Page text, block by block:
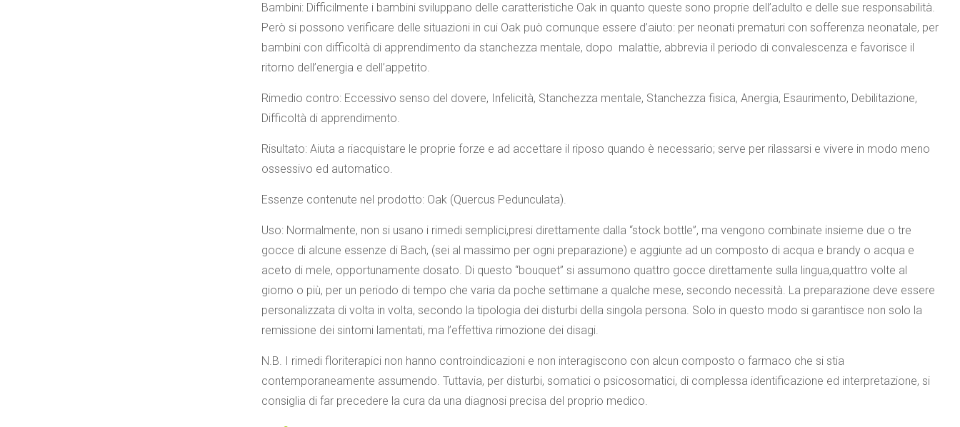
Bambini: Difficilmente i bambini sviluppano delle caratteristiche Oak in quanto queste sono proprie dell’adulto e delle sue responsabilità.
Però si possono verificare delle situazioni in cui Oak può comunque essere d’aiuto: per neonati prematuri con sofferenza neonatale, per
bambini con difficoltà di apprendimento da stanchezza mentale, dopo malattie, abbrevia il periodo di convalescenza e favorisce il
ritorno dell’energia e dell’appetito.
Rimedio contro: Eccessivo senso del dovere, Infelicità, Stanchezza mentale, Stanchezza fisica, Anergia, Esaurimento, Debilitazione,
Difficoltà di apprendimento.
Risultato: Aiuta a riacquistare le proprie forze e ad accettare il riposo quando è necessario; serve per rilassarsi e vivere in modo meno
ossessivo ed automatico.
Essenze contenute nel prodotto: Oak (Quercus Pedunculata).
Uso: Normalmente, non si usano i rimedi semplici,presi direttamente dalla “stock bottle”, ma vengono combinate insieme due o tre
gocce di alcune essenze di Bach, (sei al massimo per ogni preparazione) e aggiunte ad un composto di acqua e brandy o acqua e
aceto di mele, opportunamente dosato. Di questo “bouquet” si assumono quattro gocce direttamente sulla lingua,quattro volte al
giorno o più, per un periodo di tempo che varia da poche settimane a qualche mese, secondo necessità. La preparazione deve essere
personalizzata di volta in volta, secondo la tipologia dei disturbi della singola persona. Solo in questo modo si garantisce non solo la
remissione dei sintomi lamentati, ma l’effettiva rimozione dei disagi.
N.B. I rimedi floriterapici non hanno controindicazioni e non interagiscono con alcun composto o farmaco che si stia
contemporaneamente assumendo. Tuttavia, per disturbi, somatici o psicosomatici, di complessa identificazione ed interpretazione, si
consiglia di far precedere la cura da una diagnosi precisa del proprio medico.